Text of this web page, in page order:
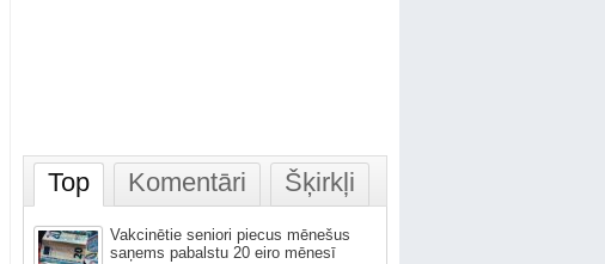
Top Komentāri Šķirkļi
Vakcinētie seniori piecus mēnešus
saņems pabalstu 20 eiro mēnesī